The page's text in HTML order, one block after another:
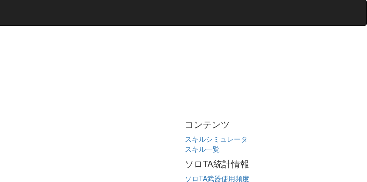
コンテンツ
スキルシミュレータ
スキル一覧
ソロTA統計情報
ソロTA武器使用頻度